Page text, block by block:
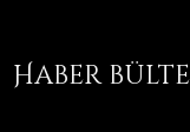
Haber